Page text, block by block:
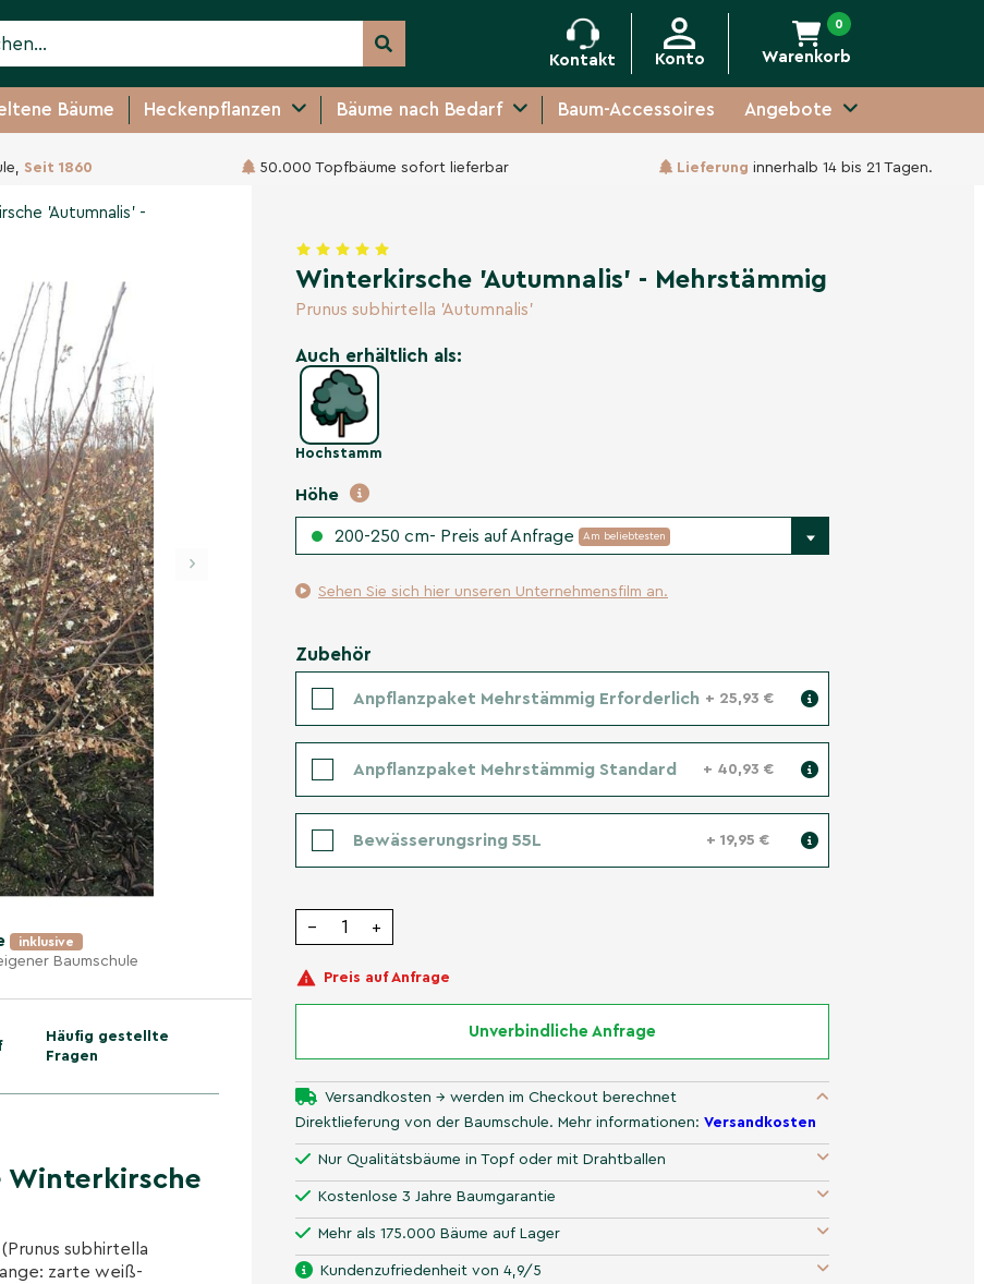
Kontakt Konto Warenkorb
0
Bäume Heckenpflanzen Bäume nach Bedarf Baum-Accessoires Angebote
Seit 1860 50.000 Topfbäume sofort lieferbar Lieferung innerhalb 14 bis 21 Tagen.
- Mehrstämmig
'Autumnalis' -
›
inklusive
Baumschule
Häufig gestellte
Fragen
Winterkirsche
subhirtella
zarte weiß-
Winterkirsche 'Autumnalis' - Mehrstämmig
Prunus subhirtella 'Autumnalis'
Auch erhältlich als:
Hochstamm
Höhe
200-250 cm- Preis auf Anfrage Am beliebtesten
Sehen Sie sich hier unseren Unternehmensfilm an.
Zubehör
Anpflanzpaket Mehrstämmig Erforderlich + 25,93 €
Anpflanzpaket Mehrstämmig Standard + 40,93 €
Bewässerungsring 55L + 19,95 €
− +
Preis auf Anfrage
Unverbindliche Anfrage
Versandkosten → werden im Checkout berechnet
Direktlieferung von der Baumschule. Mehr informationen: Versandkosten
Nur Qualitätsbäume in Topf oder mit Drahtballen
Kostenlose 3 Jahre Baumgarantie
Mehr als 175.000 Bäume auf Lager
Kundenzufriedenheit von 4,9/5